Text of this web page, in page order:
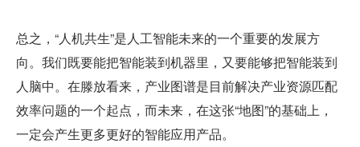
总之，“人机共生”是人工智能未来的一个重要的发展方
向。我们既要能把智能装到机器里，又要能够把智能装到
人脑中。在滕放看来，产业图谱是目前解决产业资源匹配
效率问题的一个起点，而未来，在这张“地图”的基础上，
一定会产生更多更好的智能应用产品。